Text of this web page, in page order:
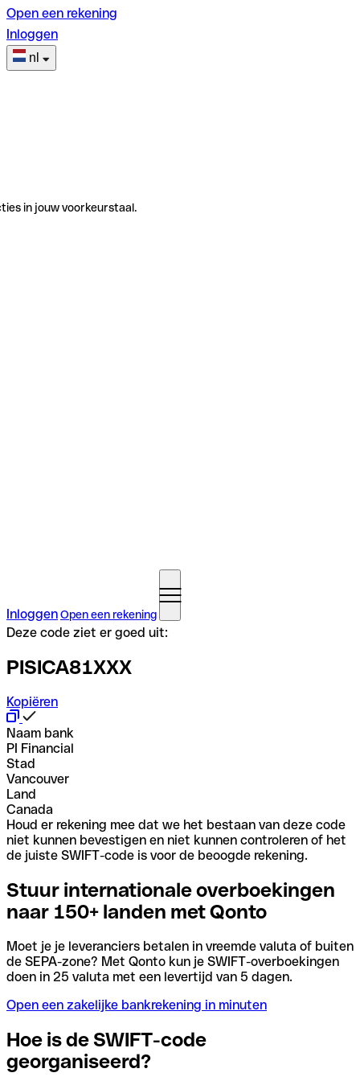
Open een rekening
Inloggen
nl
in jouw voorkeurstaal.
InloggenOpen een rekening
Deze code ziet er goed uit:
PISICA81XXX
Kopiëren
Naam bank
PI Financial
Stad
Vancouver
Land
Canada
Houd er rekening mee dat we het bestaan van deze code
niet kunnen bevestigen en niet kunnen controleren of het
de juiste SWIFT-code is voor de beoogde rekening.
Stuur internationale overboekingen
naar 150+ landen met Qonto
Moet je je leveranciers betalen in vreemde valuta of buiten
de SEPA-zone? Met Qonto kun je SWIFT-overboekingen
doen in 25 valuta met een levertijd van 5 dagen.
Open een zakelijke bankrekening in minuten
Hoe is de SWIFT-code
georganiseerd?